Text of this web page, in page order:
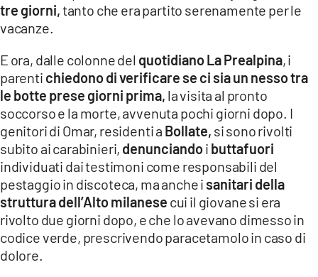
ILREGGINO.IT
COSENZACHANNEL.IT
ILVIBONESE.IT
CATANZAROCHANNEL.IT
LACAPITALENEWS.IT
App
ANDROID
APPLE
tre giorni,tanto che era partito serenamente per le
vacanze.
E ora, dalle colonne del quotidiano La Prealpina, i
parenti chiedono di verificare se ci sia un nesso tra
le botte prese giorni prima, la visita al pronto
soccorso e la morte, avvenuta pochi giorni dopo. I
genitori di Omar, residenti a Bollate, si sono rivolti
subito ai carabinieri, denunciandoi buttafuori
individuati dai testimoni come responsabili del
pestaggio in discoteca, ma anche i sanitari della
struttura dell’Alto milanese cui il giovane si era
rivolto due giorni dopo, e che lo avevano dimesso in
codice verde, prescrivendo paracetamolo in caso di
dolore.